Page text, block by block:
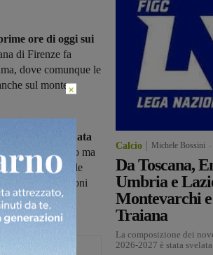
ore di oggi sui
di Firenze fa
dove comunque le
sul monte
nella giornata
del Valdarno ma
Protezione civile
delle dotazioni
alla guida.
Calcio Michele Bossini
Da Toscana,
Umbria e
Montevarchi
Traiana
La composizione dei
2026-2027 è stata
×